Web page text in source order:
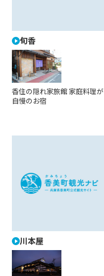
旬香
香住の隠れ家旅館 家庭料理が
自慢のお宿
川本屋